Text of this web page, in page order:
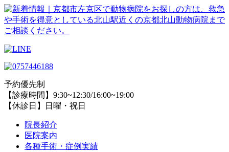
予約優先制
【診療時間】9:30~12:30/16:00~19:00
【休診日】日曜・祝日
院長紹介
医院案内
各種手術・症例実績